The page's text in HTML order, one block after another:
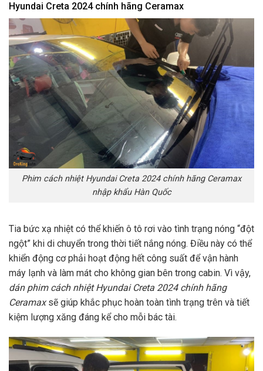
Hyundai Creta 2024 chính hãng Ceramax
Phim cách nhiệt Hyundai Creta 2024 chính hãng Ceramax
nhập khẩu Hàn Quốc
Tia bức xạ nhiệt có thể khiến ô tô rơi vào tình trạng nóng “đột
ngột” khi di chuyển trong thời tiết nắng nóng. Điều này có thể
khiển động cơ phải hoạt động hết công suất để vận hành
máy lạnh và làm mát cho không gian bên trong cabin. Vì vậy,
dán phim cách nhiệt Hyundai Creta 2024 chính hãng
Ceramaxsẽ giúp khắc phục hoàn toàn tình trạng trên và tiết
kiệm lượng xăng đáng kể cho mỗi bác tài.